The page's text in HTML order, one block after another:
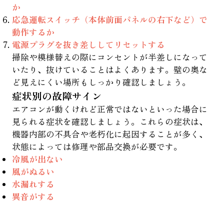
か
応急運転スイッチ（本体前面パネルの右下など）で
動作するか
電源プラグを抜き差ししてリセットする
掃除や模様替えの際にコンセントが半差しになって
いたり、抜けていることはよくあります。壁の奥な
ど見えにくい場所もしっかり確認しましょう。
症状別の故障サイン
エアコンが動くけれど正常ではないといった場合に
見られる症状を確認しましょう。これらの症状は、
機器内部の不具合や老朽化に起因することが多く、
状態によっては修理や部品交換が必要です。
冷風が出ない
風がぬるい
水漏れする
異音がする